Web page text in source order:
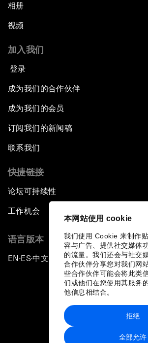
本网站使用 cookie
我们使用 Cookie 来制作
容与广告、提供社交媒体
的流量。我们还会与社交
合作伙伴分享您对我们网
些合作伙伴可能会将此类
们或他们在您使用其服务
他信息相结合。
全部允许
拒绝
相册
视频
加入我们
登录
成为我们的合作伙伴
成为我们的会员
订阅我们的新闻稿
联系我们
快捷链接
论坛可持续性
工作机会
语言版本
EN ▪ES▪中文▪ 日本語